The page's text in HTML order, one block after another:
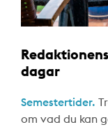
dagar
Semestertider.
om vad du kan